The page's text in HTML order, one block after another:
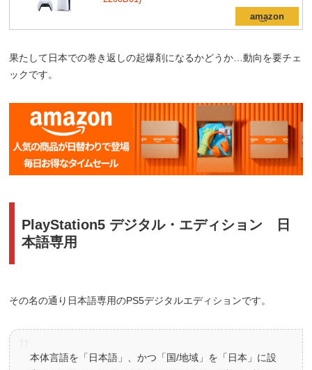
果たして日本での巻き返しの起爆剤になるかどうか…動向を要チェ
ックです。
PlayStation5 デジタル・エディション 日
本語専用
その名の通り日本語専用のPS5デジタルエディションです。
本体言語を「日本語」、かつ「国/地域」を「日本」に設